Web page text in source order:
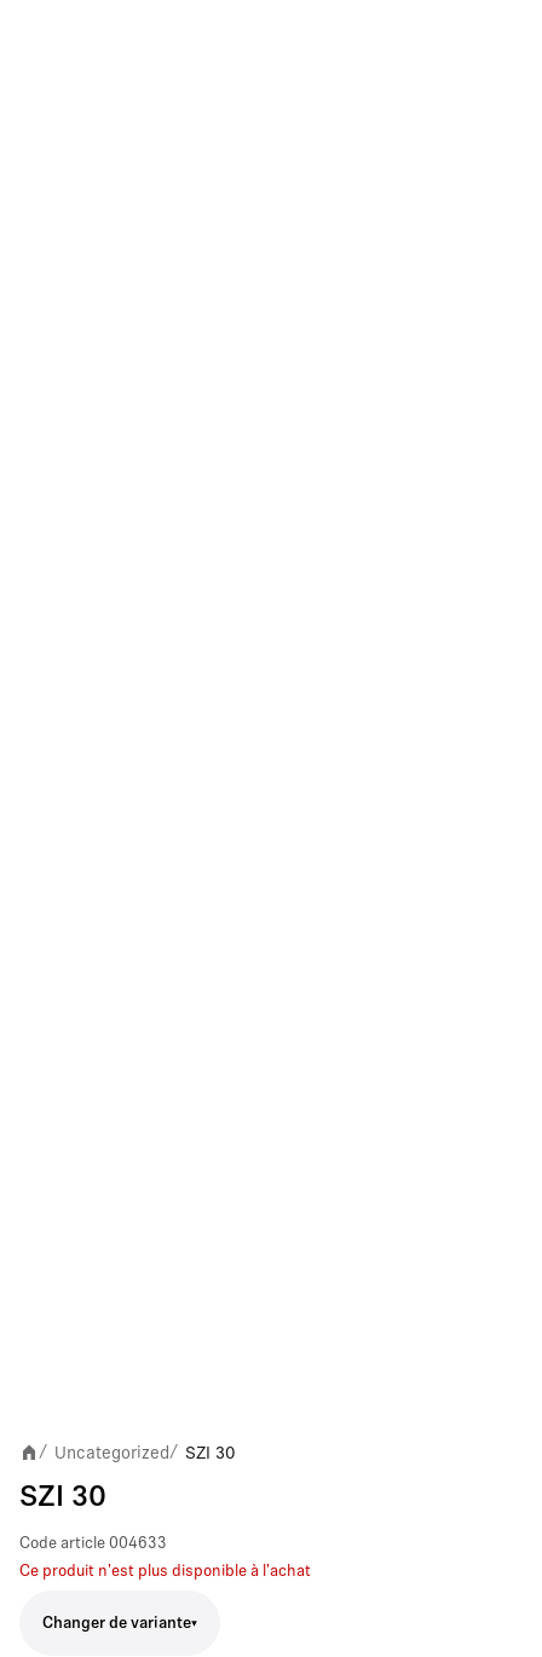
/ Uncategorized / SZI 30
SZI 30
Code article 004633
Ce produit n'est plus disponible à l'achat
Changer de variante